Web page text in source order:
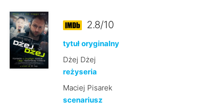
2.8/10
tytuł oryginalny
Dżej Dżej
reżyseria
Maciej Pisarek
scenariusz